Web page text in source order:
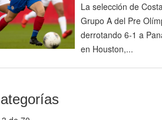
La selección de
Grupo A del Pre
derrotando 6-1 a
en Houston,...